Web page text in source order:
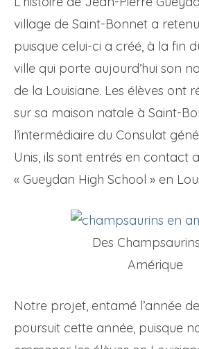
village de Saint-Bonnet a
puisque celui-ci a créé, à la fin
ville qui porte aujourd’hui son
de la Louisiane. Les élèves ont
sur sa maison natale à Saint-
l’intermédiaire du Consulat
Unis, ils sont entrés en contact
« Gueydan High School » en
Des
Amérique
Notre projet, entamé l’année
poursuit cette année, puisque